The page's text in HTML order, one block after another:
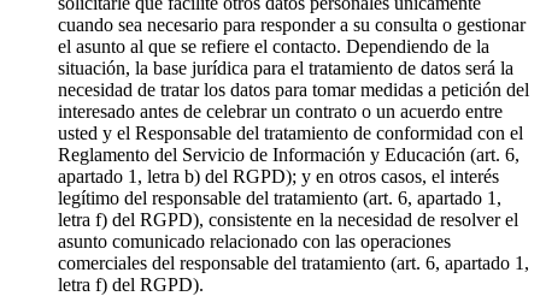
cuando sea necesario para responder a su consulta o gestionar
el asunto al que se refiere el contacto. Dependiendo de la
situación, la base jurídica para el tratamiento de datos será la
necesidad de tratar los datos para tomar medidas a petición del
interesado antes de celebrar un contrato o un acuerdo entre
usted y el Responsable del tratamiento de conformidad con el
Reglamento del Servicio de Información y Educación (art. 6,
apartado 1, letra b) del RGPD); y en otros casos, el interés
legítimo del responsable del tratamiento (art. 6, apartado 1,
letra f) del RGPD), consistente en la necesidad de resolver el
asunto comunicado relacionado con las operaciones
comerciales del responsable del tratamiento (art. 6, apartado 1,
letra f) del RGPD).